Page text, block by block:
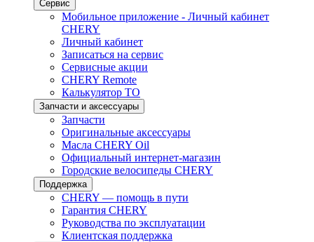
Сервис
Мобильное приложение - Личный кабинет
CHERY
Личный кабинет
Записаться на сервис
Сервисные акции
CHERY Remote
Калькулятор ТО
Запчасти и аксессуары
Запчасти
Оригинальные аксессуары
Масла CHERY Oil
Официальный интернет-магазин
Городские велосипеды CHERY
Поддержка
CHERY — помощь в пути
Гарантия CHERY
Руководства по эксплуатации
Клиентская поддержка